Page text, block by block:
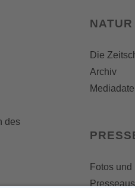
des
Die
Archiv
Fotos und